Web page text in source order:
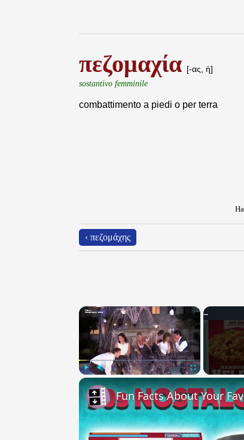
πεζομαχία [-ας, ἡ]
sostantivo femminile
combattimento a piedi o per terra
‹ πεζομάχης
×
Fun Facts About Your